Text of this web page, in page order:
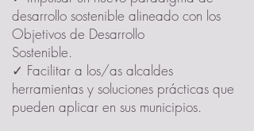
desarrollo sostenible alineado con los
Objetivos de Desarrollo
Sostenible.
✓ Facilitar a los/as alcaldes
herramientas y soluciones prácticas que
pueden aplicar en sus municipios.